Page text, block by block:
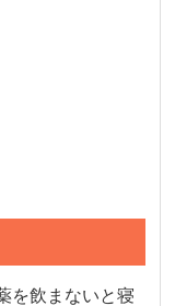
を飲まないと寝